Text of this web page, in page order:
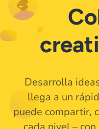
Desarrolla
llega a un
puede compartir,